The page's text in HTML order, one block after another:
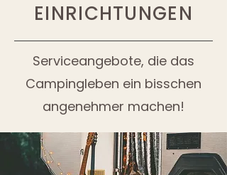
EINRICHTUNGEN
Serviceangebote, die das
Campingleben ein bisschen
angenehmer machen!